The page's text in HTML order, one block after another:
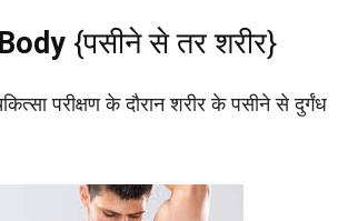
{पसीने से तर शरीर}
परीक्षण के दौरान शरीर के पसीने से दुर्गंध